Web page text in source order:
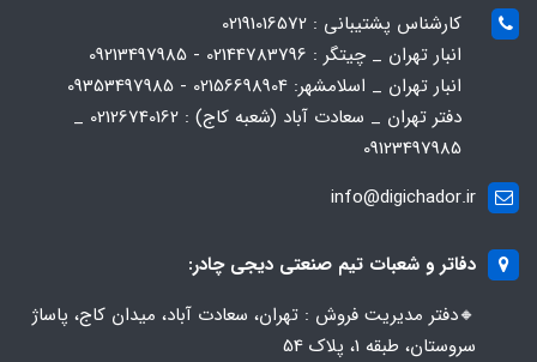
کارشناس پشتیبانی : 02191016572
انبار تهران _ چیتگر : 02144783796 - 09213497985
انبار تهران _ اسلامشهر: 02156698904 - 09353497985
دفتر تهران _ سعادت آباد (شعبه کاج) : 02126740162 _
09123497985
info@digichador.ir
دفاتر و شعبات تیم صنعتی دیجی چادر:
🔸️​​دفتر مدیریت فروش : تهران، سعادت آباد، میدان کاج، پاساژ
سروستان، طبقه 1، پلاک 54